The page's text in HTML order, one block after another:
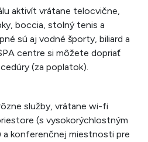
aktivít vrátane telocvične,
boccia, stolný tenis a
sú aj vodné športy, biliard a
centre si môžete dopriať
(za poplatok).
služby, vrátane wi-fi
(s vysokorýchlostným
a konferenčnej miestnosti pre